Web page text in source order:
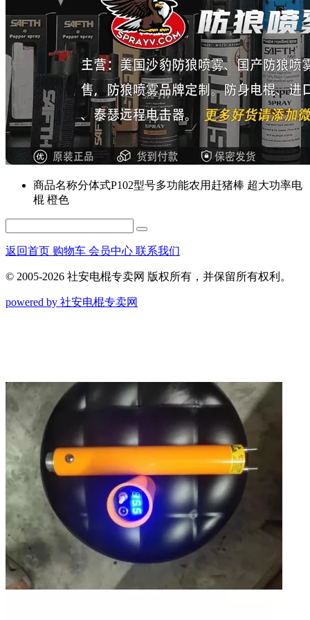
商品名称分体式P102型号多功能农用赶猪棒 超大功率电
棍 橙色
返回首页 购物车 会员中心 联系我们
© 2005-2026 社安电棍专卖网 版权所有，并保留所有权利。
powered by 社安电棍专卖网